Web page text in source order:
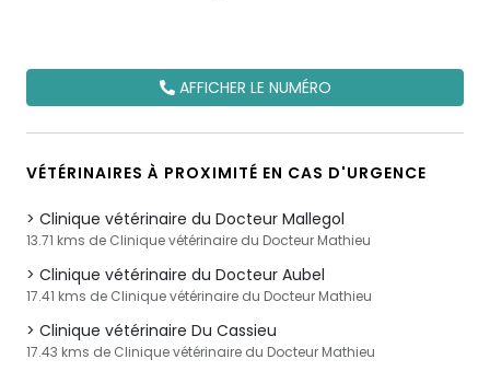
AFFICHER LE NUMÉRO
VÉTÉRINAIRES À PROXIMITÉ EN CAS D'URGENCE
Clinique vétérinaire du Docteur Mallegol
13.71 kms de Clinique vétérinaire du Docteur Mathieu
Clinique vétérinaire du Docteur Aubel
17.41 kms de Clinique vétérinaire du Docteur Mathieu
Clinique vétérinaire Du Cassieu
17.43 kms de Clinique vétérinaire du Docteur Mathieu